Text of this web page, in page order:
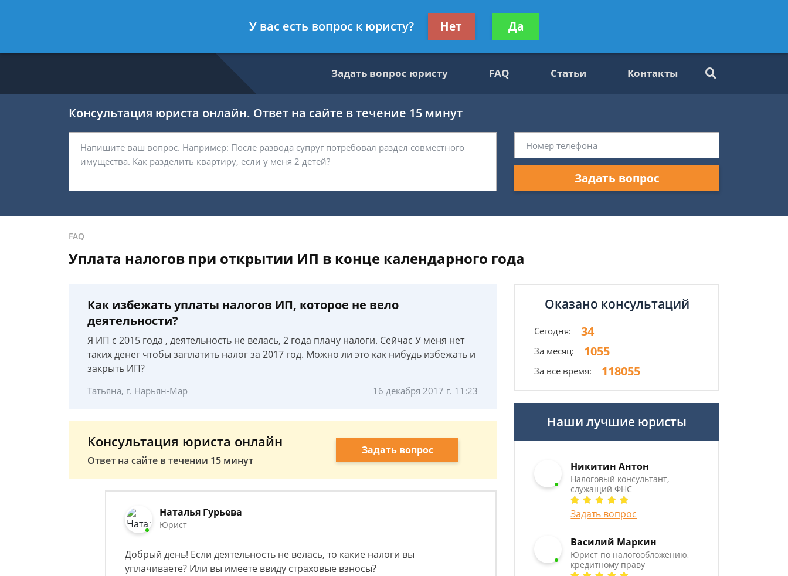
- Налоговый консультант, служащий ФНС
Получите консультацию
бесплатно
Задать вопрос юристу FAQ Статьи Контакты
Консультация юриста онлайн. Ответ на сайте в течение 15 минут
Задать вопрос
FAQ
Уплата налогов при открытии ИП в конце календарного года
Как избежать уплаты налогов ИП, которое не вело
деятельности?
Я ИП с 2015 года , деятельность не велась, 2 года плачу налоги. Сейчас У меня нет
таких денег чтобы заплатить налог за 2017 год. Можно ли это как нибудь избежать и
закрыть ИП?
Татьяна, г. Нарьян-Мар 16 декабря 2017 г. 11:23
Консультация юриста онлайн
Ответ на сайте в течении 15 минут
Задать вопрос
Наталья Гурьева
Юрист
Добрый день! Если деятельность не велась, то какие налоги вы
уплачиваете? Или вы имеете ввиду страховые взносы?
Оказано консультаций
Сегодня: 34
За месяц: 1055
За все время: 118055
Наши лучшие юристы
Никитин Антон
Налоговый консультант,
служащий ФНС
Задать вопрос
Василий Маркин
Юрист по налогообложению,
кредитному праву
У вас есть вопрос к юристу? Нет Да